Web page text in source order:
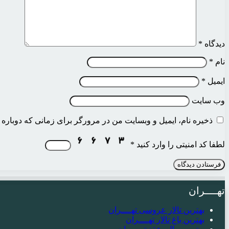
دیدگاه *
نام *
ایمیل *
وب‌ سایت
ذخیره نام، ایمیل و وبسایت من در مرورگر برای زمانی که
لطفا کد امنیتی را وارد کنید *
تهــــران
بهترین تالار عروسی تهــــران
بهترین باغ تالار تهــــران